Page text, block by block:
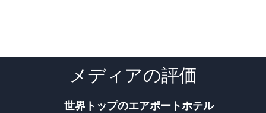
メディアの評価
世界トップのエアポートホテル